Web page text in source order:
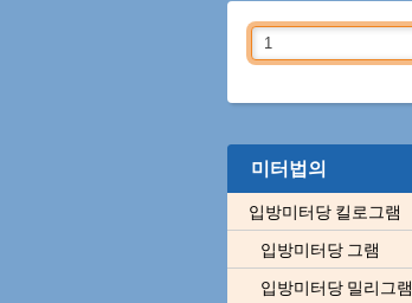
미터법의
입방미터당 킬로그램
입방미터당 그램
입방미터당 밀리그램